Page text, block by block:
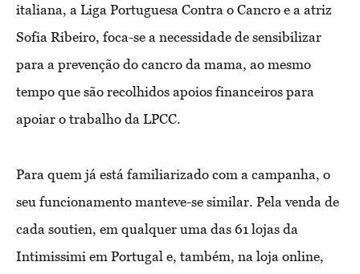
italiana, a Liga Portuguesa Contra o Cancro e a atriz
Sofia Ribeiro, foca-se a necessidade de sensibilizar
para a prevenção do cancro da mama, ao mesmo
tempo que são recolhidos apoios financeiros para
apoiar o trabalho da LPCC.
Para quem já está familiarizado com a campanha, o
seu funcionamento manteve-se similar. Pela venda de
cada soutien, em qualquer uma das 61 lojas da
Intimissimi em Portugal e, também, na loja online,